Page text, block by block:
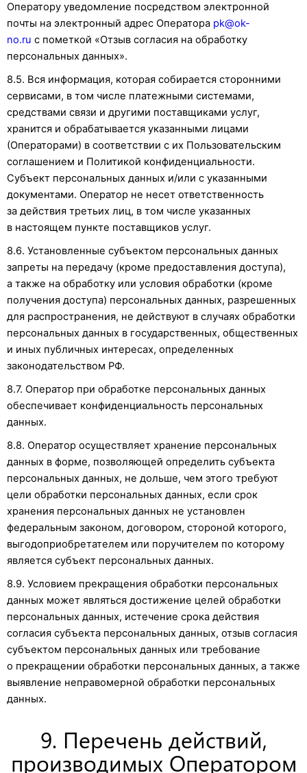
Оператору уведомление посредством электронной
почты на электронный адрес Оператора pk@ok-
no.ru с пометкой «Отзыв согласия на обработку
персональных данных».
8.5. Вся информация, которая собирается сторонними
сервисами, в том числе платежными системами,
средствами связи и другими поставщиками услуг,
хранится и обрабатывается указанными лицами
(Операторами) в соответствии с их Пользовательским
соглашением и Политикой конфиденциальности.
Субъект персональных данных и/или с указанными
документами. Оператор не несет ответственность
за действия третьих лиц, в том числе указанных
в настоящем пункте поставщиков услуг.
8.6. Установленные субъектом персональных данных
запреты на передачу (кроме предоставления доступа),
а также на обработку или условия обработки (кроме
получения доступа) персональных данных, разрешенных
для распространения, не действуют в случаях обработки
персональных данных в государственных, общественных
и иных публичных интересах, определенных
законодательством РФ.
8.7. Оператор при обработке персональных данных
обеспечивает конфиденциальность персональных
данных.
8.8. Оператор осуществляет хранение персональных
данных в форме, позволяющей определить субъекта
персональных данных, не дольше, чем этого требуют
цели обработки персональных данных, если срок
хранения персональных данных не установлен
федеральным законом, договором, стороной которого,
выгодоприобретателем или поручителем по которому
является субъект персональных данных.
8.9. Условием прекращения обработки персональных
данных может являться достижение целей обработки
персональных данных, истечение срока действия
согласия субъекта персональных данных, отзыв согласия
субъектом персональных данных или требование
о прекращении обработки персональных данных, а также
выявление неправомерной обработки персональных
данных.
9. Перечень действий,
производимых Оператором